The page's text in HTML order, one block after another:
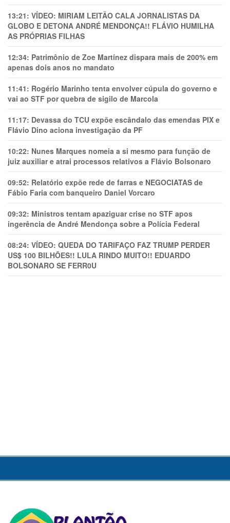
13:21: VÍDEO: MIRIAM LEITÃO CALA JORNALISTAS DA
GLOBO E DETONA ANDRÉ MENDONÇA!! FLÁVIO HUMILHA
AS PRÓPRIAS FILHAS
12:34: Patrimônio de Zoe Martínez dispara mais de 200% em
apenas dois anos no mandato
11:41: Rogério Marinho tenta envolver cúpula do governo e
vai ao STF por quebra de sigilo de Marcola
11:17: Devassa do TCU expõe escândalo das emendas PIX e
Flávio Dino aciona investigação da PF
10:22: Nunes Marques nomeia a si mesmo para função de
juiz auxiliar e atrai processos relativos a Flávio Bolsonaro
09:52: Relatório expõe rede de farras e NEGOCIATAS de
Fábio Faria com banqueiro Daniel Vorcaro
09:32: Ministros tentam apaziguar crise no STF apos
ingerência de André Mendonça sobre a Polícia Federal
08:24: VÍDEO: QUEDA DO TARIFAÇO FAZ TRUMP PERDER
US$ 100 BILHÕES!! LULA RINDO MUITO!! EDUARDO
BOLSONARO SE FERR0U